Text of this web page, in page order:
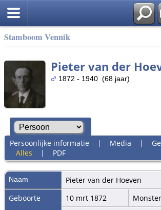
Stamboom Vennik
Pieter van der
1872 - 1940 (68 jaar)
Persoonlijke informatie | Media |
Alles | PDF
Naam Pieter van der Hoeven
Geboorte
10 mrt 1872
Monster